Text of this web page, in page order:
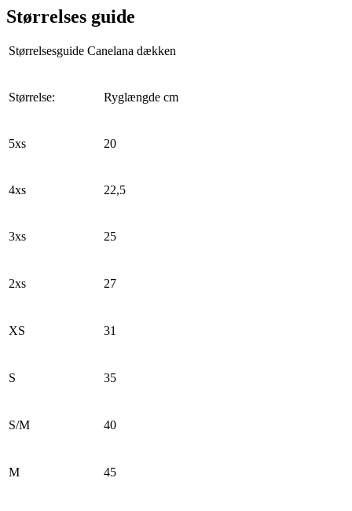
Størrelses guide
Størrelsesguide Canelana dækken
Størrelse: Ryglængde cm
5xs 20
4xs 22,5
3xs 25
2xs 27
XS 31
S 35
S/M 40
M 45